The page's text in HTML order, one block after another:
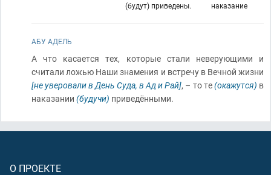
наказание
(будут) приведены.
АБУ АДЕЛЬ
А что касается тех, которые стали неверующими и
считали ложью Наши знамения и встречу в Вечной жизни
[не уверовали в День Суда, в Ад и Рай], – то те(окажутся) в
наказании (будучи) приведёнными.
О ПРОЕКТЕ